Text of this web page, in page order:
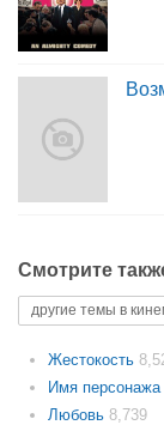
Смотрите
другие темы в
Жестокость
Имя персонажа
Любовь 8,739